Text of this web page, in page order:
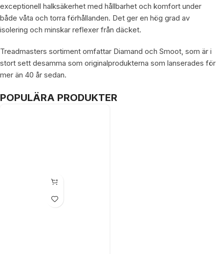
exceptionell halksäkerhet med hållbarhet och komfort under
både våta och torra förhållanden. Det ger en hög grad av
isolering och minskar reflexer från däcket.
Treadmasters sortiment omfattar Diamand och Smoot, som är i
stort sett desamma som originalprodukterna som lanserades för
mer än 40 år sedan.
POPULÄRA PRODUKTER